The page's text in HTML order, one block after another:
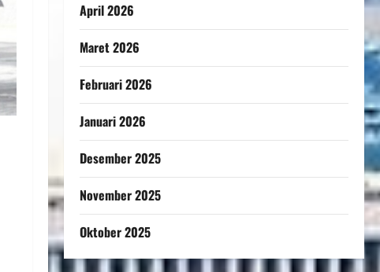
April 2026
Maret 2026
Februari 2026
Januari 2026
Desember 2025
November 2025
Oktober 2025